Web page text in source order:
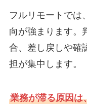
フルリモートでは
向が強まります。
合、差し戻しや確
担が集中します。
業務が滞る原因は